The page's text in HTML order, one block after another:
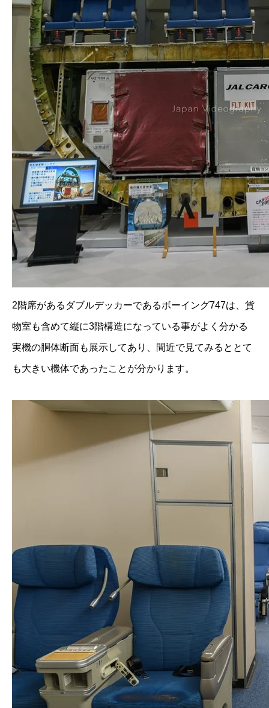
2階席があるダブルデッカーであるボーイング747は、貨
物室も含めて縦に3階構造になっている事がよく分かる
実機の胴体断面も展示してあり、間近で見てみるととて
も大きい機体であったことが分かります。